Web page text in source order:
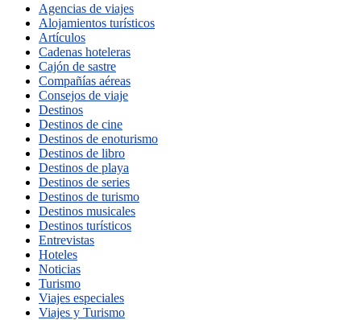
Agencias de viajes
Alojamientos turísticos
Artículos
Cadenas hoteleras
Cajón de sastre
Compañías aéreas
Consejos de viaje
Destinos
Destinos de cine
Destinos de enoturismo
Destinos de libro
Destinos de playa
Destinos de series
Destinos de turismo
Destinos musicales
Destinos turísticos
Entrevistas
Hoteles
Noticias
Turismo
Viajes especiales
Viajes y Turismo